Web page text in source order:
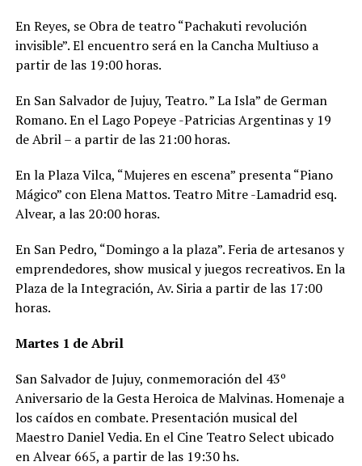
En Reyes, se Obra de teatro “Pachakuti revolución
invisible”. El encuentro será en la Cancha Multiuso a
partir de las 19:00 horas.
En San Salvador de Jujuy, Teatro. ” La Isla” de German
Romano. En el Lago Popeye -Patricias Argentinas y 19
de Abril – a partir de las 21:00 horas.
En la Plaza Vilca, “Mujeres en escena” presenta “Piano
Mágico” con Elena Mattos. Teatro Mitre -Lamadrid esq.
Alvear, a las 20:00 horas.
En San Pedro, “Domingo a la plaza”. Feria de artesanos y
emprendedores, show musical y juegos recreativos. En la
Plaza de la Integración, Av. Siria a partir de las 17:00
horas.
Martes 1 de Abril
San Salvador de Jujuy, conmemoración del 43º
Aniversario de la Gesta Heroica de Malvinas. Homenaje a
los caídos en combate. Presentación musical del
Maestro Daniel Vedia. En el Cine Teatro Select ubicado
en Alvear 665, a partir de las 19:30 hs.